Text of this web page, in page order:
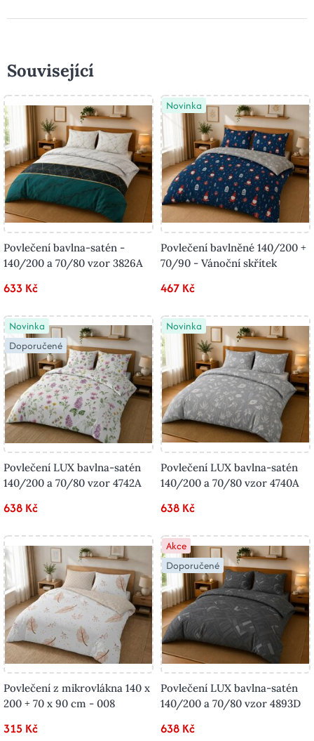
Související
Povlečení bavlna-satén -
140/200 a 70/80 vzor 3826A
633 Kč
Novinka
Povlečení bavlněné 140/200 +
70/90 - Vánoční skřítek
467 Kč
Novinka
Doporučené
Povlečení LUX bavlna-satén
140/200 a 70/80 vzor 4742A
638 Kč
Novinka
Povlečení LUX bavlna-satén
140/200 a 70/80 vzor 4740A
638 Kč
Povlečení z mikrovlákna 140 x
200 + 70 x 90 cm - 008
315 Kč
Akce
Doporučené
Povlečení LUX bavlna-satén
140/200 a 70/80 vzor 4893D
638 Kč